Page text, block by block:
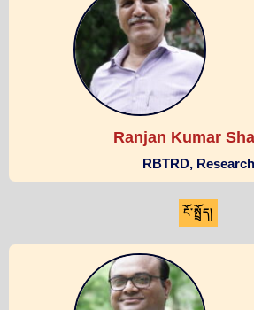
Ranjan Kumar
RBTRD, Research
ངོ་སྤྲོད།